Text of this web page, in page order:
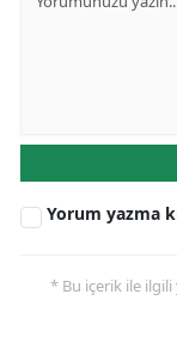
Yorum yazma
* Bu içerik ile ilgili